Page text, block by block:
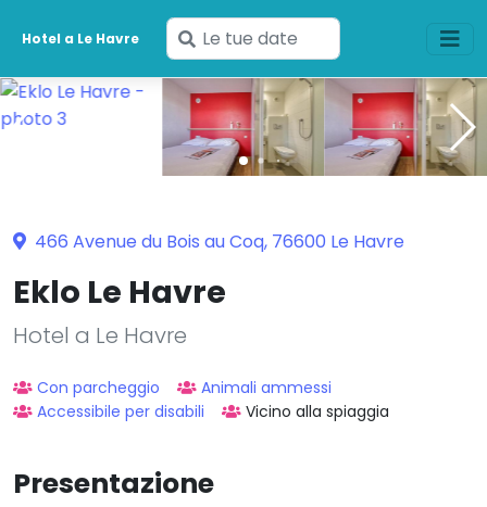
Hotel a Le Havre
Inserisci
le
tue
date
466 Avenue du Bois au Coq, 76600 Le Havre
Eklo Le Havre
Hotel a Le Havre
Con parcheggio
Animali ammessi
Accessibile per disabili
Vicino alla spiaggia
Presentazione